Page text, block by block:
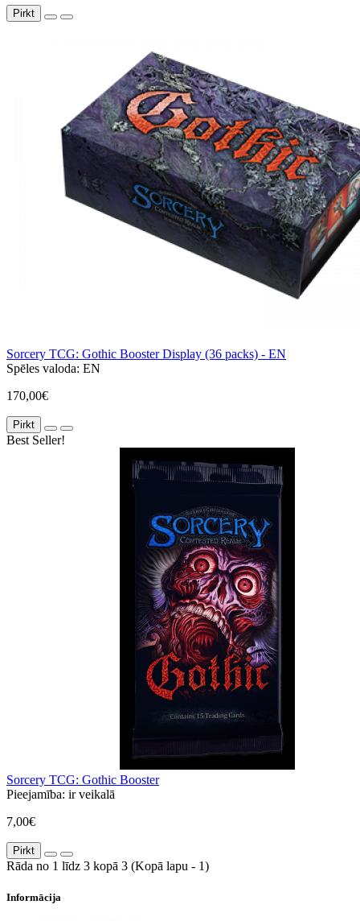
Pirkt
Sorcery TCG: Gothic Booster Display (36 packs) - EN
Spēles valoda: EN
170,00€
Pirkt
Best Seller!
Sorcery TCG: Gothic Booster
Pieejamība: ir veikalā
7,00€
Pirkt
Rāda no 1 līdz 3 kopā 3 (Kopā lapu - 1)
Informācija